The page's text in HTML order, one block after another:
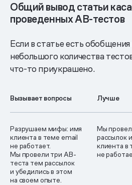
Общий вывод статьи
проведенных АВ-тестов
Если в статье есть
небольшого количества
что-то приукрашено.
Вызывает вопросы Лучше
Разрушаем мифы: имя
клиента в теме email
не работает.
Мы провели три АВ-
теста тем рассылок
и убедились в этом
на своем опыте.
Мы
рассылок
клиента в
не